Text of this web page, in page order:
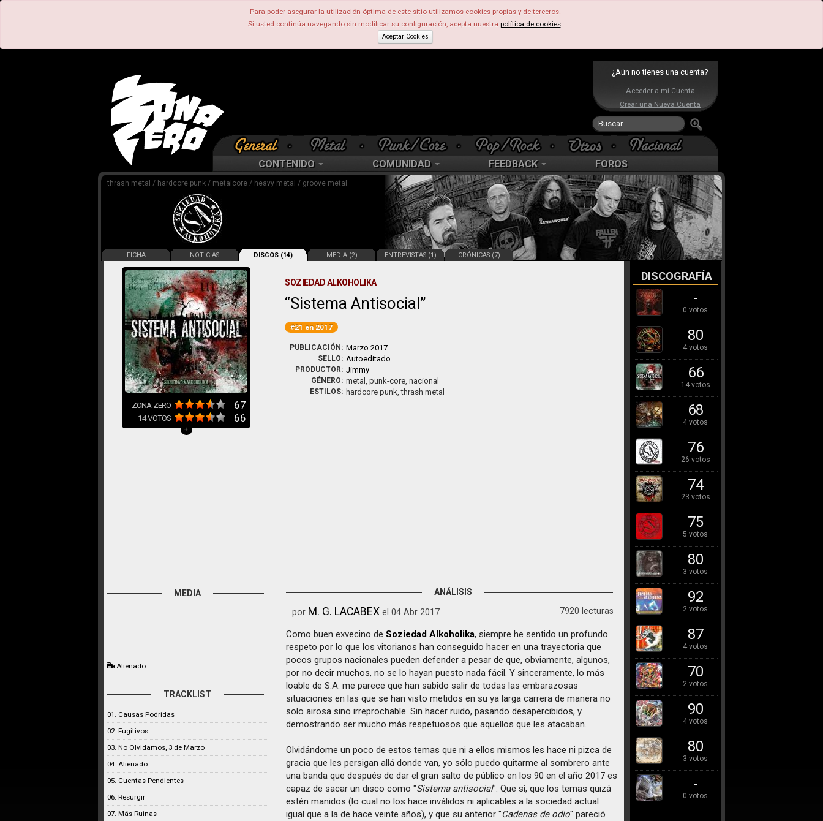
Para poder asegurar la utilización óptima de este sitio utilizamos cookies propias y de terceros.
Si usted continúa navegando sin modificar su configuración, acepta nuestra política de cookies.
Aceptar Cookies
¿Aún no tienes una cuenta?
Acceder a mi Cuenta
Crear una Nueva Cuenta
CONTENIDO COMUNIDAD FEEDBACK FOROS
thrash metal / hardcore punk / metalcore / heavy metal / groove metal
FICHA NOTICIAS DISCOS (14) MEDIA (2) ENTREVISTAS (1) CRÓNICAS (7)
ZONA-ZERO 67
14VOTOS 66
+
SOZIEDAD ALKOHOLIKA
Sistema Antisocial
#21 en 2017
PUBLICACIÓN: Marzo 2017
SELLO: Autoeditado
PRODUCTOR: Jimmy
GÉNERO: metal, punk-core, nacional
ESTILOS: hardcore punk, thrash metal
MEDIA
Alienado
TRACKLIST
01. Causas Podridas
02. Fugitivos
03. No Olvidamos, 3 de Marzo
04. Alienado
05. Cuentas Pendientes
06. Resurgir
07. Más Ruinas
ANÁLISIS
por M. G. LACABEX el 04 Abr 2017 7920 lecturas
Como buen exvecino deSoziedad Alkoholika, siempre he sentido un profundo
respeto por lo que los vitorianos han conseguido hacer en una trayectoria que
pocos grupos nacionales pueden defender a pesar de que, obviamente, algunos,
por no decir muchos, no se lo hayan puesto nada fácil. Y sinceramente, lo más
loable de S.A. me parece que han sabido salir de todas las embarazosas
situaciones en las que se han visto metidos en su ya larga carrera de manera no
solo airosa sino irreprochable. Sin hacer ruido, pasando desapercibidos, y
demostrando ser mucho más respetuosos que aquellos que les atacaban.
Olvidándome un poco de estos temas que ni a ellos mismos les hace ni pizca de
gracia que les persigan allá donde van, yo sólo puedo quitarme al sombrero ante
una banda que después de dar el gran salto de público en los 90 en el año 2017 es
capaz de sacar un disco como "Sistema antisocial". Que sí, que los temas quizá
estén manidos (lo cual no los hace inválidos ni aplicables a la sociedad actual
igual que a la de hace veinte años), y que su anterior "Cadenas de odio" pareció
DISCOGRAFÍA
-
0 votos
80
4 votos
66
14 votos
68
4 votos
76
26 votos
74
23 votos
75
5 votos
80
3 votos
92
2 votos
87
4 votos
70
2 votos
90
4 votos
80
3 votos
-
0 votos